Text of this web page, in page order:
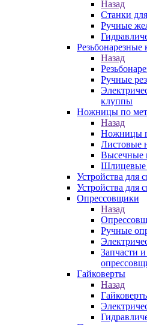
Назад
Станки
Ручные
Назад
Ручные
клуппы
Ножницы по
Назад
Ножницы
Листовые
Высечные
Шлицевые
Устройства для
Устройства для
Опрессовщики
Назад
Ручные
Запчасти
Гайковерты
Назад